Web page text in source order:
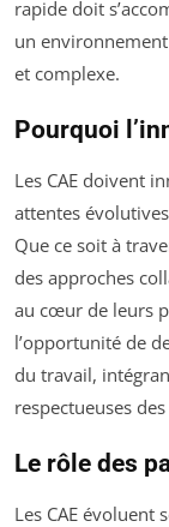
rapide doit
un
et complexe.
Pourquoi
Les CAE doivent
attentes
Que ce soit à
des approches
au cœur de leurs
l’opportunité de
du travail,
respectueuses
Le rôle des
Les CAE